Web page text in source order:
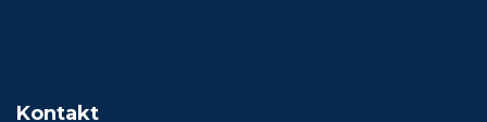
Kontakt